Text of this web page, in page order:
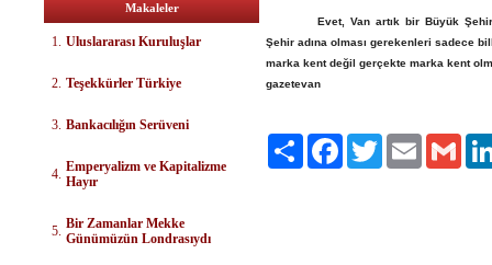
Makaleler
1. Uluslararası Kuruluşlar
2. Teşekkürler Türkiye
3. Bankacılığın Serüveni
4. Emperyalizm ve Kapitalizme
Hayır
5. Bir Zamanlar Mekke
Günümüzün Londrasıydı
Evet, Van artık bir Büyük
Şehir adına olması gerekenleri sadece
marka kent değil gerçekte marka kent
gazetevan
Paylaş FacebookTwitter Email Gmail